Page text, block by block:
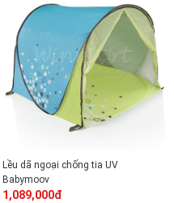
Lều dã ngoại chống tia UV
Babymoov
1,089,000đ